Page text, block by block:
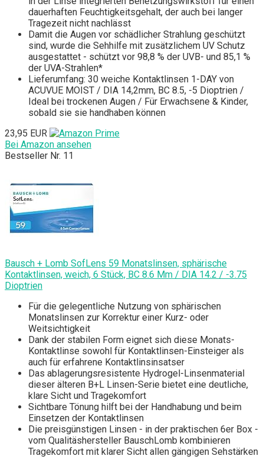
dauerhaften Feuchtigkeitsgehalt, der auch bei langer
Tragezeit nicht nachlässt
Damit die Augen vor schädlicher Strahlung geschützt
sind, wurde die Sehhilfe mit zusätzlichem UV Schutz
ausgestattet - schützt vor 98,8 % der UVB- und 85,1 %
der UVA-Strahlen*
Lieferumfang: 30 weiche Kontaktlinsen 1-DAY von
ACUVUE MOIST / DIA 14,2mm, BC 8.5, -5 Dioptrien /
Ideal bei trockenen Augen / Für Erwachsene & Kinder,
sobald sie sie handhaben können
23,95 EUR
Bei Amazon ansehen
Bestseller Nr. 11
Bausch + Lomb SofLens 59 Monatslinsen, sphärische
Kontaktlinsen, weich, 6 Stück, BC 8.6 Mm / DIA 14.2 / -3.75
Dioptrien
Für die gelegentliche Nutzung von sphärischen
Monatslinsen zur Korrektur einer Kurz- oder
Weitsichtigkeit
Dank der stabilen Form eignet sich diese Monats-
Kontaktlinse sowohl für Kontaktlinsen-Einsteiger als
auch für erfahrene Kontaktlinsinsatser
Das ablagerungsresistente Hydrogel-Linsenmaterial
dieser älteren B+L Linsen-Serie bietet eine deutliche,
klare Sicht und Tragekomfort
Sichtbare Tönung hilft bei der Handhabung und beim
Einsetzen der Kontaktlinsen
Die preisgünstigen Linsen - in der praktischen 6er Box -
vom Qualitäshersteller BauschLomb kombinieren
Tragekomfort mit klarer Sicht allen gängigen Sehstärken